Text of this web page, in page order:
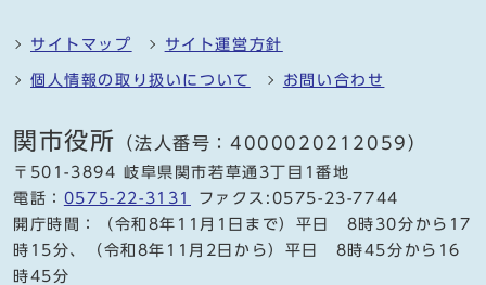
サイトマップ サイト運営方針
個人情報の取り扱いについて お問い合わせ
関市役所 （法人番号：4000020212059）
〒501-3894 岐阜県関市若草通3丁目1番地
電話： 0575-22-3131
ファクス:0575-23-7744
開庁時間：（令和8年11月1日まで）平日 8時30分から17
時15分、（令和8年11月2日から）平日 8時45分から16
時45分